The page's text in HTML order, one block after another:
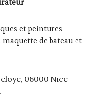
et peintures
maquette de bateau et
06000 Nice